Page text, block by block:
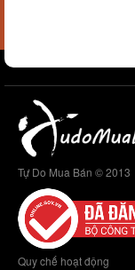
Tự Do Mua Bán © 2013
Quy chế hoạt động